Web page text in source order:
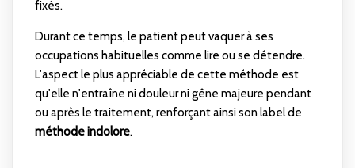
fixés.
Durant ce temps, le patient peut vaquer à ses
occupations habituelles comme lire ou se détendre.
L'aspect le plus appréciable de cette méthode est
qu'elle n'entraîne ni douleur ni gêne majeure pendant
ou après le traitement, renforçant ainsi son label de
méthode indolore.